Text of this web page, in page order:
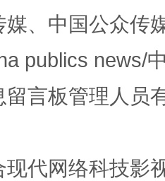
衣” 如何以
、中国公众传
publics news/
留言板管理人员
现代网络科技影